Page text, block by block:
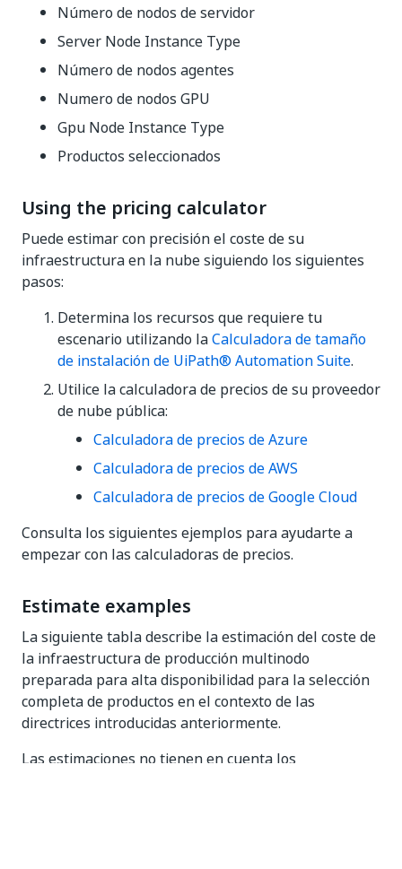
Número de nodos de servidor
Server Node Instance Type
Número de nodos agentes
Numero de nodos GPU
Gpu Node Instance Type
Productos seleccionados
Using the pricing calculator
Puede estimar con precisión el coste de su
infraestructura en la nube siguiendo los siguientes
pasos:
Determina los recursos que requiere tu
escenario utilizando laCalculadora de tamaño
de instalación de UiPath® Automation Suite.
Utilice la calculadora de precios de su proveedor
de nube pública:
Calculadora de precios de Azure
Calculadora de precios de AWS
Calculadora de precios de Google Cloud
Consulta los siguientes ejemplos para ayudarte a
empezar con las calculadoras de precios.
Estimate examples
La siguiente tabla describe la estimación del coste de
la infraestructura de producción multinodo
preparada para alta disponibilidad para la selección
completa de productos en el contexto de las
directrices introducidas anteriormente.
Las estimaciones no tienen en cuenta los